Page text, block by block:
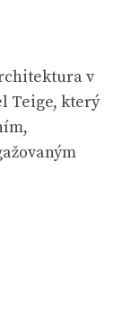
v
Teige, který